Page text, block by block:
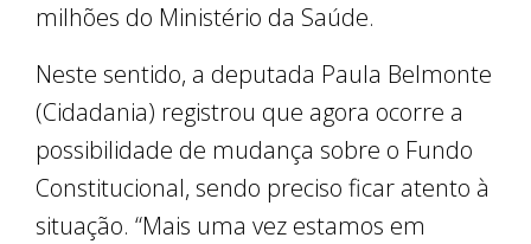
milhões do Ministério da Saúde.
Neste sentido, a deputada Paula Belmonte
(Cidadania) registrou que agora ocorre a
possibilidade de mudança sobre o Fundo
Constitucional, sendo preciso ficar atento à
situação. “Mais uma vez estamos em